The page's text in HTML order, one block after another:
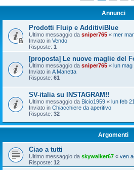
Annunci
Prodotti Fluip e AdditiviBlue
Ultimo messaggio da sniper765 « mer
Inviato in Vendo
Risposte: 1
[proposta] Le nuove maglie del
Ultimo messaggio da sniper765 « lun mag
Inviato in A Manetta
Risposte: 61
SV-italia su INSTAGRAM!!
Ultimo messaggio da Bicio1959 « lun feb
Inviato in Chiacchiere da aperitivo
Risposte: 32
Argomenti
Ciao a tutti
Ultimo messaggio da skywalker67 « ven
Risposte: 12